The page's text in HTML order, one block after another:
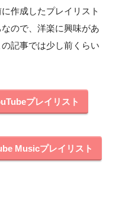
作成したプレイリスト
ので、洋楽に興味があ
記事では少し前くらい
プレイリスト
Musicプレイリスト